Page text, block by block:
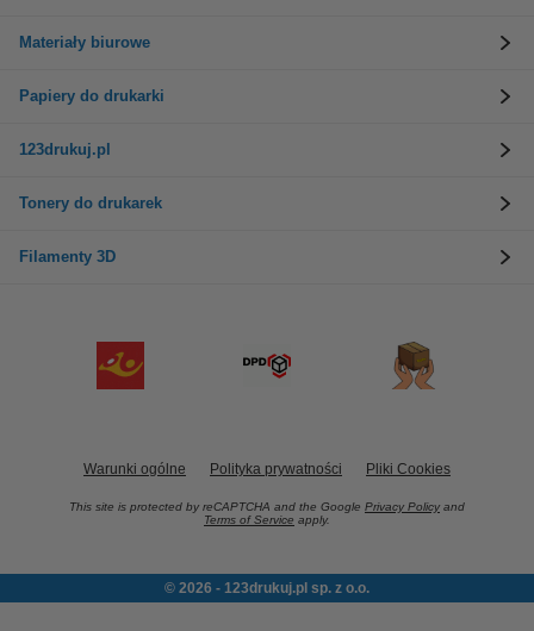
Materiały biurowe
Papiery do drukarki
123drukuj.pl
Tonery do drukarek
Filamenty 3D
Warunki ogólne Polityka prywatności Pliki Cookies
This site is protected by reCAPTCHA and the Google Privacy Policy and
Terms of Service apply.
© 2026 - 123drukuj.pl sp. z o.o.